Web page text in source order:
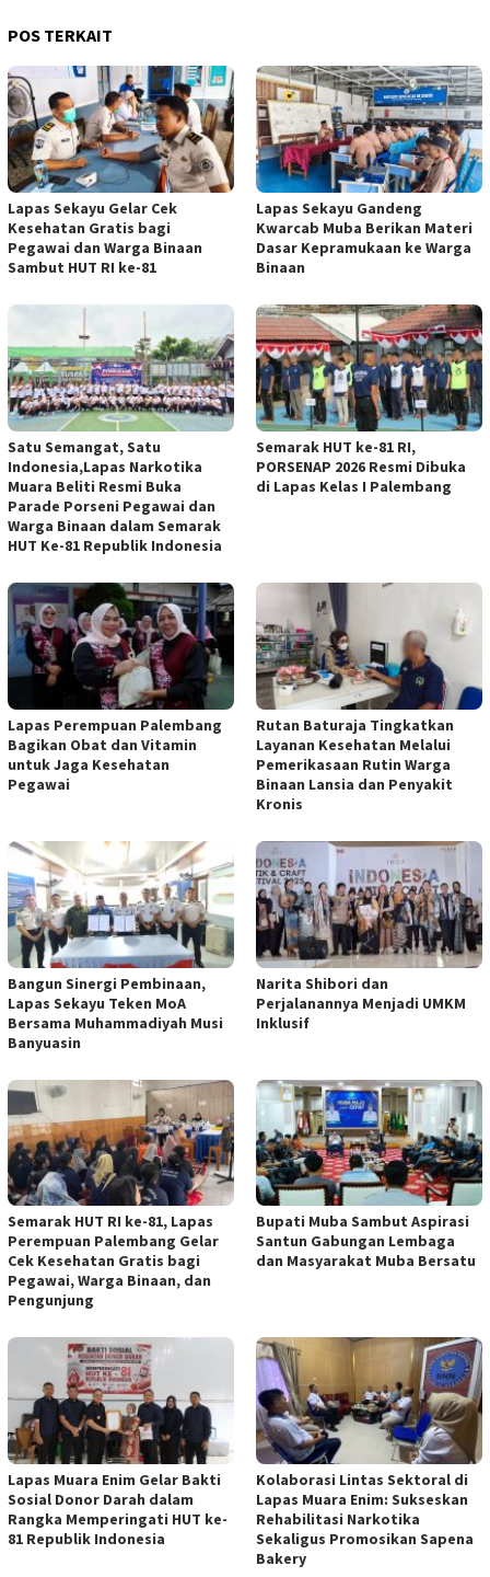
POS TERKAIT
Lapas Sekayu Gelar Cek
Kesehatan Gratis bagi
Pegawai dan Warga Binaan
Sambut HUT RI ke-81
Lapas Sekayu Gandeng
Kwarcab Muba Berikan Materi
Dasar Kepramukaan ke Warga
Binaan
Satu Semangat, Satu
Indonesia,Lapas Narkotika
Muara Beliti Resmi Buka
Parade Porseni Pegawai dan
Warga Binaan dalam Semarak
HUT Ke-81 Republik Indonesia
Semarak HUT ke-81 RI,
PORSENAP 2026 Resmi Dibuka
di Lapas Kelas I Palembang
Lapas Perempuan Palembang
Bagikan Obat dan Vitamin
untuk Jaga Kesehatan
Pegawai
Rutan Baturaja Tingkatkan
Layanan Kesehatan Melalui
Pemerikasaan Rutin Warga
Binaan Lansia dan Penyakit
Kronis
Bangun Sinergi Pembinaan,
Lapas Sekayu Teken MoA
Bersama Muhammadiyah Musi
Banyuasin
Narita Shibori dan
Perjalanannya Menjadi UMKM
Inklusif
Semarak HUT RI ke-81, Lapas
Perempuan Palembang Gelar
Cek Kesehatan Gratis bagi
Pegawai, Warga Binaan, dan
Pengunjung
Bupati Muba Sambut Aspirasi
Santun Gabungan Lembaga
dan Masyarakat Muba Bersatu
Lapas Muara Enim Gelar Bakti
Sosial Donor Darah dalam
Rangka Memperingati HUT ke-
81 Republik Indonesia
Kolaborasi Lintas Sektoral di
Lapas Muara Enim: Sukseskan
Rehabilitasi Narkotika
Sekaligus Promosikan Sapena
Bakery